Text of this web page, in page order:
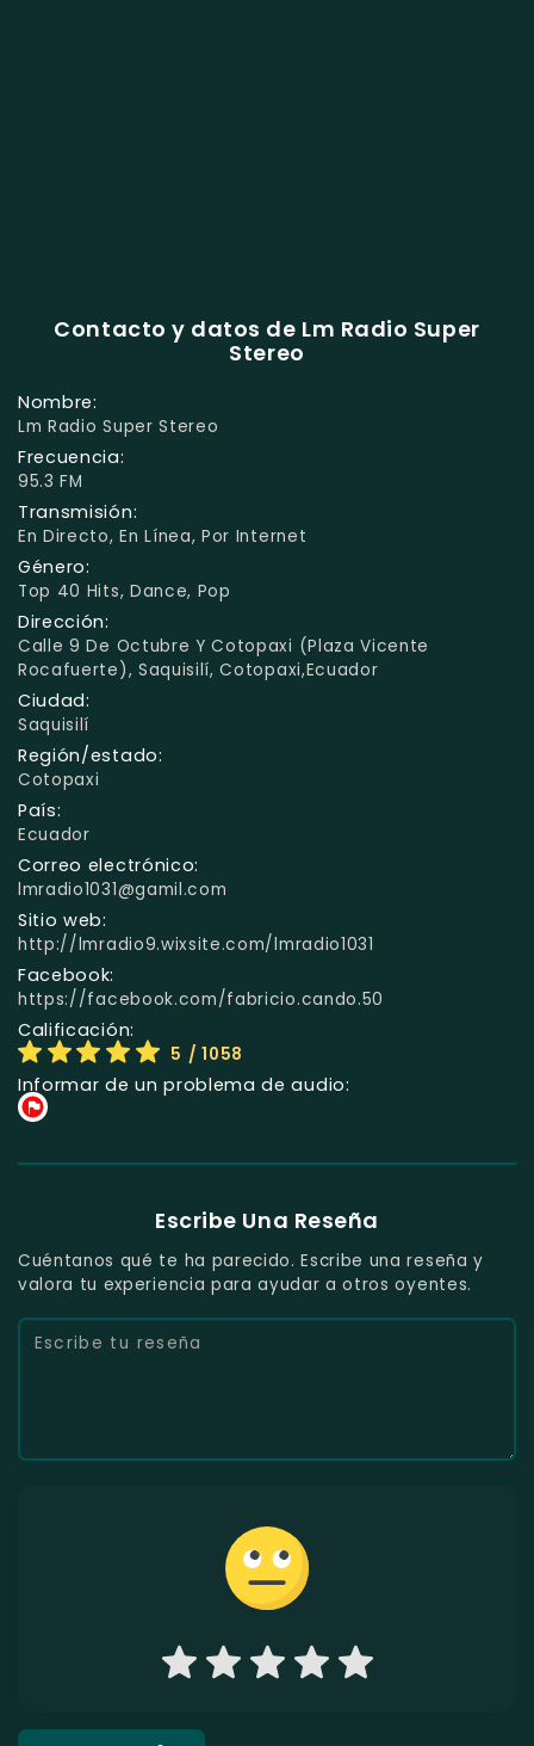
Contacto y datos de Lm Radio Super
Stereo
Nombre:
Lm Radio Super Stereo
Frecuencia:
95.3 FM
Transmisión:
En Directo, En Línea, Por Internet
Género:
Top 40 Hits, Dance, Pop
Dirección:
Calle 9 De Octubre Y Cotopaxi (Plaza Vicente
Rocafuerte), Saquisilí, Cotopaxi,Ecuador
Ciudad:
Saquisilí
Región/estado:
Cotopaxi
País:
Ecuador
Correo electrónico:
lmradio1031@gamil.com
Sitio web:
http://lmradio9.wixsite.com/lmradio1031
Facebook:
https://facebook.com/fabricio.cando.50
Calificación:
5 / 1058
Informar de un problema de audio:
Escribe Una Reseña
Cuéntanos qué te ha parecido. Escribe una reseña y
valora tu experiencia para ayudar a otros oyentes.